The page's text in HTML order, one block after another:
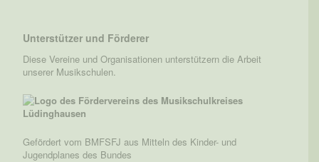
Unterstützer und Förderer
Diese Vereine und Organisationen unterstützern die Arbeit
unserer Musikschulen.
Gefördert vom BMFSFJ aus Mitteln des Kinder- und
Jugendplanes des Bundes